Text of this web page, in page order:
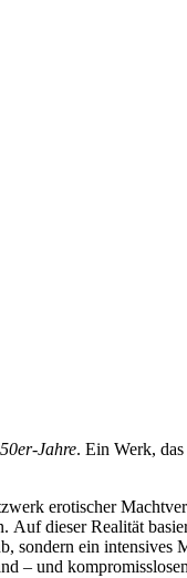
Jahre. Ein Werk,
erotischer
Auf dieser Realität
sondern ein intensives
– und